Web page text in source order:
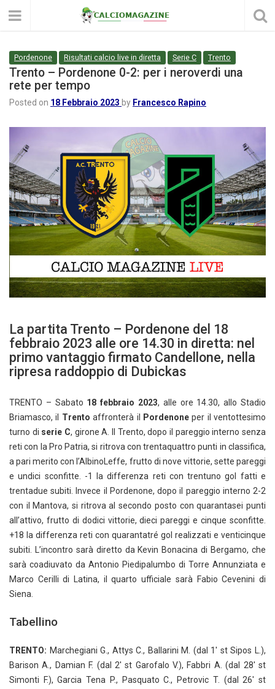
Pordenone Risultati calcio live in diretta Serie C Trento
Trento – Pordenone 0-2: per i neroverdi una
rete per tempo
Posted on 18 Febbraio 2023 by Francesco Rapino
La partita Trento – Pordenone del 18
febbraio 2023 alle ore 14.30 in diretta: nel
primo vantaggio firmato Candellone, nella
ripresa raddoppio di Dubickas
TRENTO – Sabato 18 febbraio 2023, alle ore 14.30, allo Stadio
Briamasco, il Trento affronterà il Pordenoneper il ventottesimo
turno di serie C, girone A. Il Trento, dopo il pareggio interno senza
reti con la Pro Patria, si ritrova con trentaquattro punti in classifica,
a pari merito con l’AlbinoLeffe, frutto di nove vittorie, sette pareggi
e undici sconfitte. -1 la differenza reti con trentuno gol fatti e
trentadue subiti. Invece il Pordenone, dopo il pareggio interno 2-2
con il Mantova, si ritrova al secondo posto con quarantasei punti
all’attivo, frutto di dodici vittorie, dieci pareggi e cinque sconfitte.
+18 la differenza reti con quarantatré gol realizzati e venticinque
subiti. L’incontro sarà diretto da Kevin Bonacina di Bergamo, che
sarà coadiuvato da Antonio Piedipalumbo di Torre Annunziata e
Marco Cerilli di Latina, il quarto ufficiale sarà Fabio Cevenini di
Siena.
Tabellino
TRENTO: Marchegiani G., Attys C., Ballarini M. (dal 1′ st Sipos L.),
Barison A., Damian F. (dal 2′ st Garofalo V.), Fabbri A. (dal 28′ st
Simonti F.), Garcia Tena P., Pasquato C., Petrovic T. (dal 26′ st